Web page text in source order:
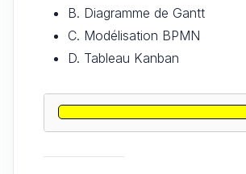
B. Diagramme de Gantt
C. Modélisation BPMN
D. Tableau Kanban